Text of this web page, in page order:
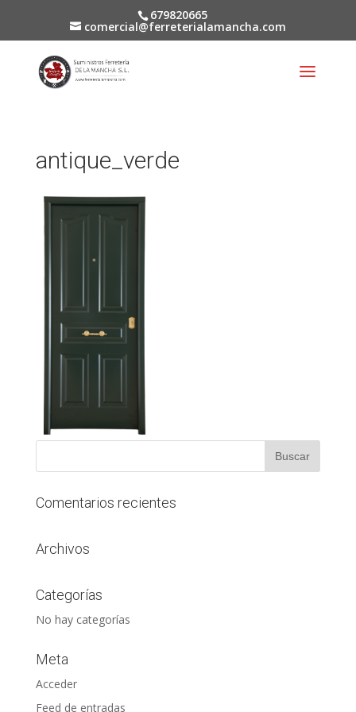
679820665
comercial@ferreterialamancha.com
antique_verde
Comentarios recientes
Archivos
Categorías
No hay categorías
Meta
Acceder
Feed de entradas